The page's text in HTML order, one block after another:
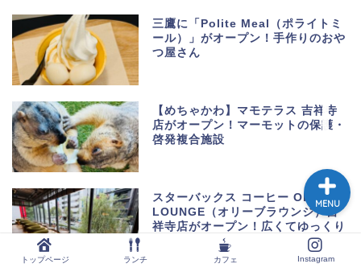
三鷹に「Polite Meal（ポライトミ
ール）」がオープン！手作りのおや
つ屋さん
【めちゃかわ】マモテラス 吉祥寺
店がオープン！マーモットの保護・
啓発複合施設
スターバックス コーヒー Olive
LOUNGE（オリーブラウンジ）吉
祥寺店がオープン！広くてゆっくり
トップページ ランチ カフェ Instagram
MENU
ランチ
Instagram